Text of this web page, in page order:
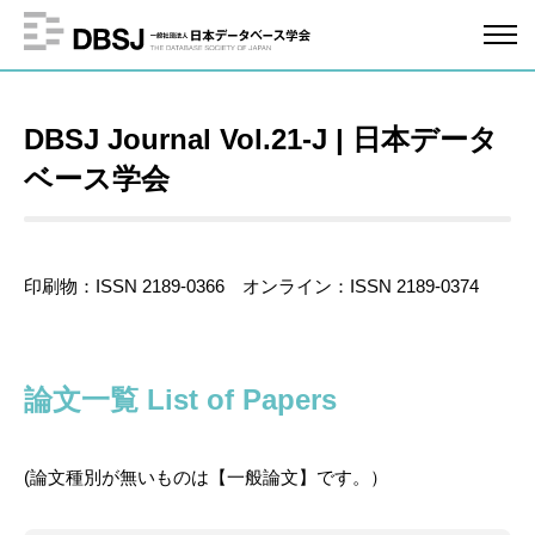
DBSJ Journal Vol.21-J | 日本データ
ベース学会
印刷物：ISSN 2189-0366 オンライン：ISSN 2189-0374
論文一覧 List of Papers
(論文種別が無いものは【一般論文】です。）